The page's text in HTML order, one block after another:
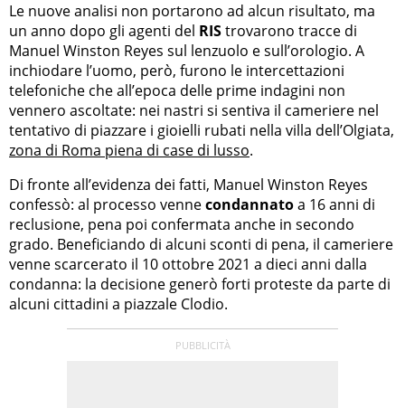
Le nuove analisi non portarono ad alcun risultato, ma
un anno dopo gli agenti del RIStrovarono tracce di
Manuel Winston Reyes sul lenzuolo e sull’orologio. A
inchiodare l’uomo, però, furono le intercettazioni
telefoniche che all’epoca delle prime indagini non
vennero ascoltate: nei nastri si sentiva il cameriere nel
tentativo di piazzare i gioielli rubati nella villa dell’Olgiata,
zona di Roma piena di case di lusso.
Di fronte all’evidenza dei fatti, Manuel Winston Reyes
confessò: al processo vennecondannatoa 16 anni di
reclusione, pena poi confermata anche in secondo
grado. Beneficiando di alcuni sconti di pena, il cameriere
venne scarcerato il 10 ottobre 2021 a dieci anni dalla
condanna: la decisione generò forti proteste da parte di
alcuni cittadini a piazzale Clodio.